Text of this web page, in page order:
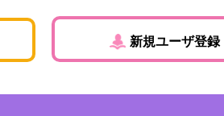
新規ユーザ登録